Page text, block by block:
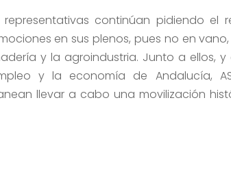
representativas continúan pidiendo el
en sus plenos, pues no en
y la agroindustria. Junto a ellos,
y la economía de Andalucía,
llevar a cabo una movilización